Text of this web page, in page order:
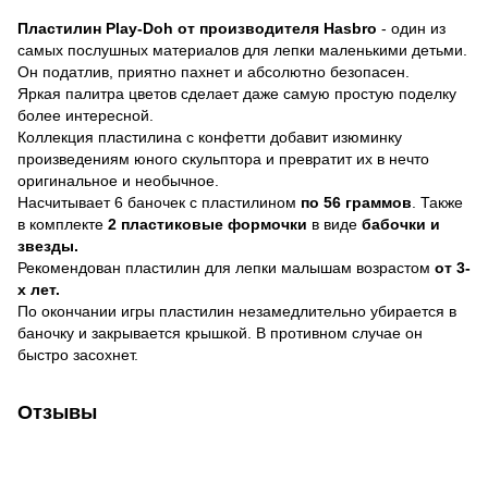
Пластилин Play-Doh от производителя Hasbro - один из
самых послушных материалов для лепки маленькими детьми.
Он податлив, приятно пахнет и абсолютно безопасен.
Яркая палитра цветов сделает даже самую простую поделку
более интересной.
Коллекция пластилина с конфетти добавит изюминку
произведениям юного скульптора и превратит их в нечто
оригинальное и необычное.
Насчитывает 6 баночек с пластилином по 56 граммов . Также
в комплекте 2 пластиковые формочки в виде бабочки и
звезды.
Рекомендован пластилин для лепки малышам возрастом от 3-
х лет.
По окончании игры пластилин незамедлительно убирается в
баночку и закрывается крышкой. В противном случае он
быстро засохнет.
Отзывы